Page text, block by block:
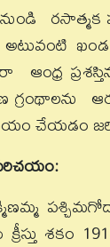
రసాత్మక
ఖండ
ఆంధ్ర
పరిచయం
క్రీస్తు శకం